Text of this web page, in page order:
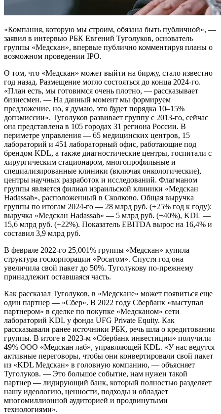
«Компания, которую мы строим, обязана быть публичной», —
заявил в интервью РБК Евгений Туголуков, основатель
группы «Медскан», впервые публично комментируя планы о
возможном проведении IPO.
О том, что «Медскан» может выйти на биржу, стало известно
год назад. Размещение могло состояться до конца 2024-го.
«План есть, мы готовимся очень плотно, — рассказывает
бизнесмен. — На данный момент мы формируем
предложение, но, я думаю, это будет порядка 10–15%
допэмиссии». Туголуков развивает группу с 2013-го, сейчас
она представлена в 105 городах 31 региона России. В
периметре управления — 65 медицинских центров, 15
лабораторий и 451 лабораторный офис, работающие под
брендом KDL, а также диагностические центры, госпитали с
хирургическим стационаром, многопрофильные и
специализированные клиники (включая онкологические),
центры научных разработок и исследований. Флагманом
группы является филиал израильской клиники «Медскан
Hadassah», расположенный в Сколково. Общая выручка
группы по итогам 2024-го — 28 млрд руб. (+25% год к году):
выручка «Медскан Hadassah» — 5 млрд руб. (+40%), KDL —
15,6 млрд руб. (+22%). Показатель EBITDA вырос на 16,4% и
составил 3,9 млрд руб.
В феврале 2022-го 25,001% группы «Медскан» купила
структура госкорпорации «Росатом». Спустя год она
увеличила свой пакет до 50%. Туголукову по-прежнему
принадлежит оставшаяся часть.
Как рассказал Туголуков, в «Медскане» может появиться еще
один партнер — «Сбер». В 2022 году Сбербанк «выступал
партнером» в сделке по покупке «Медсканом» сети
лабораторий KDL у фонда UFG Private Equity. Как
рассказывали ранее источники РБК, речь шла о кредитовании
группы. В итоге в 2023-м «Сбербанк инвестиции» получили
49% ООО «Медскан лаб», управляющей KDL. «У нас ведутся
активные переговоры, чтобы они конвертировали свой пакет
из «KDL Медскан» в головную компанию, — объясняет
Туголуков. — Это большое событие, нам нужен такой
партнер — лидирующий банк, который полностью разделяет
нашу идеологию, ценности, подходы и обладает
многомиллионной аудиторией и продвинутыми
технологиями».